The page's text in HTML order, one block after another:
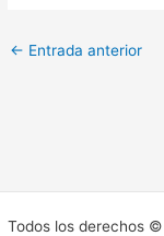
← Entrada anterior
Todos los derechos